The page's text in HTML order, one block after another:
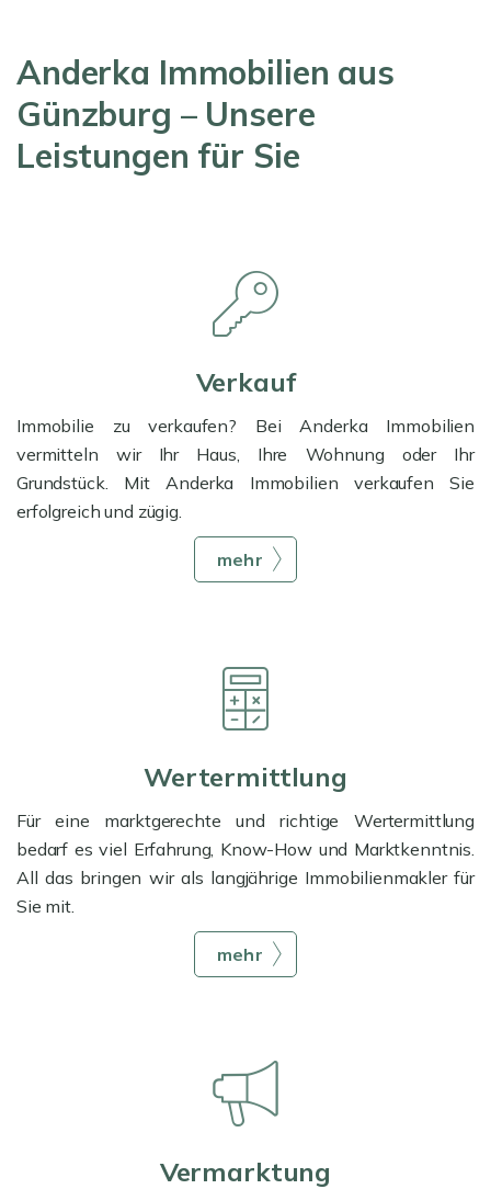
Anderka Immobilien aus
Günzburg – Unsere
Leistungen für Sie
Verkauf
Immobilie zu verkaufen? Bei Anderka Immobilien
vermitteln wir Ihr Haus, Ihre Wohnung oder Ihr
Grundstück. Mit Anderka Immobilien verkaufen Sie
erfolgreich und zügig.
mehr
Wertermittlung
Für eine marktgerechte und richtige Wertermittlung
bedarf es viel Erfahrung, Know-How und Marktkenntnis.
All das bringen wir als langjährige Immobilienmakler für
Sie mit.
mehr
Vermarktung